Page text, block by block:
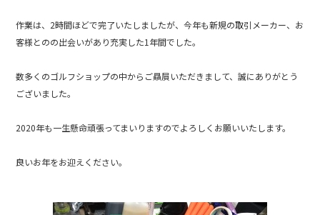
作業は、2時間ほどで完了いたしましたが、今年も新規の取引メーカー、お
客様とのの出会いがあり充実した1年間でした。
数多くのゴルフショップの中からご贔屓いただきまして、誠にありがとう
ございました。
2020年も一生懸命頑張ってまいりますのでよろしくお願いいたします。
良いお年をお迎えください。